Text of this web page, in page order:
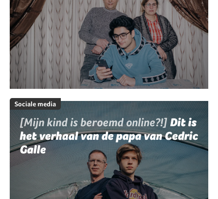
Sociale media
[Mijn kind is beroemd online?!] Dit is
het verhaal van de papa van Cedric
Galle